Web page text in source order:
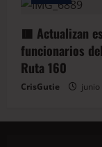
🟥 Actualizan
funcionarios
Ruta 160
CrisGutie junio